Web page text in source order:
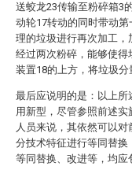
送蛟龙23传输至粉碎箱3
动轮17转动的同时带动
理的垃圾进行再次加工，
经过两次粉碎，能够使
装置18的上方，将垃圾分
最后应说明的是：以上
用新型，尽管参照前述
人员来说，其依然可以
分技术特征进行等同替换
等同替换、改进等，均应